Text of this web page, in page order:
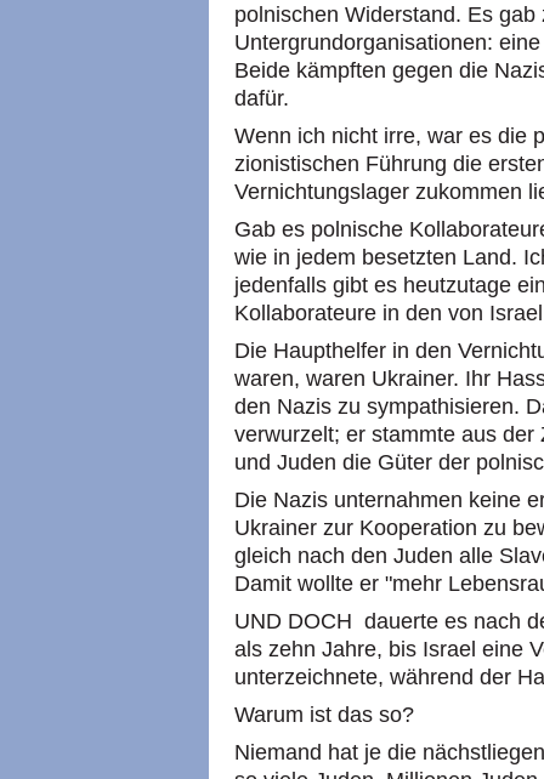
polnischen Widerstand. Es gab
Untergrundorganisationen:
Beide kämpften gegen die
dafür.
Wenn ich nicht irre, war es die
zionistischen Führung die
Vernichtungslager zukommen
Gab es polnische
wie in jedem besetzten Land.
jedenfalls gibt es heutzutage
Kollaborateure in den von
Die Haupthelfer in den
waren, waren Ukrainer. Ihr
den Nazis zu sympathisieren.
verwurzelt; er stammte aus
und Juden die Güter der
Die Nazis unternahmen keine
Ukrainer zur Kooperation zu
gleich nach den Juden alle
Damit wollte er "mehr
UND DOCH dauerte es nach
als zehn Jahre, bis Israel eine
unterzeichnete, während der
Warum ist das so?
Niemand hat je die